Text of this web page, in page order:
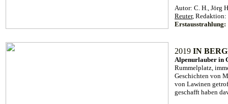
Autor: C. H., Jörg
Reuter,
Erstausstrahlung:
2019 IN
Alpenurlauber in
Rummelplatz,
Geschichten von
von Lawinen
geschafft haben